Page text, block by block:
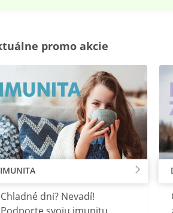
promo akcie
IMUNITA
Chladné dni? Nevadí!